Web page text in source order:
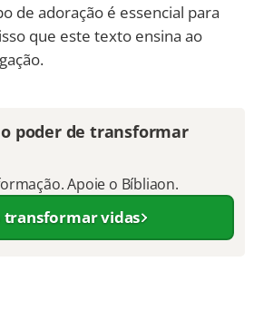
de adoração é essencial para
que este texto ensina ao
poder de transformar
Apoie o Bíbliaon.
transformar vidas